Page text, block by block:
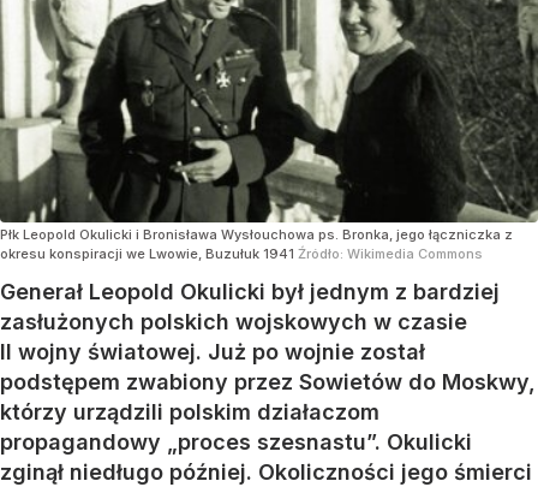
Płk Leopold Okulicki i Bronisława Wysłouchowa ps. Bronka, jego łączniczka z
okresu konspiracji we Lwowie, Buzułuk 1941 Źródło: Wikimedia Commons
Generał Leopold Okulicki był jednym z bardziej
zasłużonych polskich wojskowych w czasie
II wojny światowej. Już po wojnie został
podstępem zwabiony przez Sowietów do Moskwy,
którzy urządzili polskim działaczom
propagandowy „proces szesnastu”. Okulicki
zginął niedługo później. Okoliczności jego śmierci